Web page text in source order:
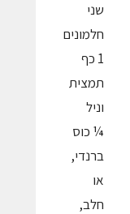
שני
חלמונים
1 כף
תמצית
וניל
¼ כוס
ברנדי,
או
חלב,